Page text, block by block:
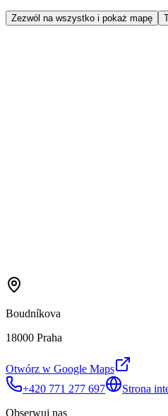
Zezwól na wszystko i pokaż mapę
Boudníkova
18000 Praha
Otwórz w Google Maps
+420 771 277 697
Strona
Obserwuj nas